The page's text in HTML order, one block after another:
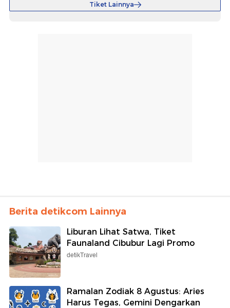
Tiket Lainnya
Berita detikcom Lainnya
Liburan Lihat Satwa, Tiket
Faunaland Cibubur Lagi Promo
detikTravel
Ramalan Zodiak 8 Agustus: Aries
Harus Tegas, Gemini Dengarkan